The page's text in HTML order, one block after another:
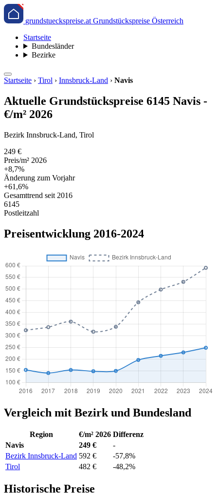
grundstueckspreise.at Grundstückspreise Österreich
Startseite
Bundesländer
Bezirke
Startseite › Tirol › Innsbruck-Land › Navis
Aktuelle Grundstückspreise 6145 Navis -
€/m² 2026
Bezirk Innsbruck-Land, Tirol
249 €
Preis/m² 2026
+8,7%
Änderung zum Vorjahr
+61,6%
Gesamttrend seit 2016
6145
Postleitzahl
Preisentwicklung 2016-2024
Vergleich mit Bezirk und Bundesland
Region €/m² 2026 Differenz
Navis
249 €
-
Bezirk Innsbruck-Land 592 €
-57,8%
Tirol
482 € -48,2%
Historische Preise